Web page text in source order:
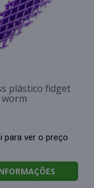
plástico fidget
worm
para ver o preço